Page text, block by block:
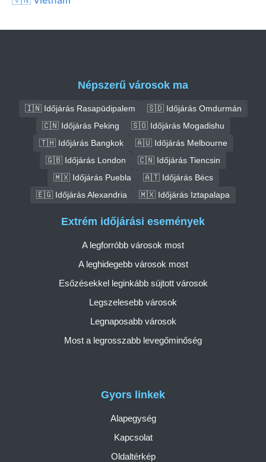
Népszerű városok ma
🇮🇳 Időjárás Rasapūdipalem
🇸🇩 Időjárás Omdurmán
🇨🇳 Időjárás Peking
🇸🇴 Időjárás Mogadishu
🇹🇭 Időjárás Bangkok
🇦🇺 Időjárás Melbourne
🇬🇧 Időjárás London
🇨🇳 Időjárás Tiencsin
🇲🇽 Időjárás Puebla
🇦🇹 Időjárás Bécs
🇪🇬 Időjárás Alexandria
🇲🇽 Időjárás Iztapalapa
Gyors linkek
Alapegység
Kapcsolat
Oldaltérkép
Extrém időjárási események
A legforróbb városok most
A leghidegebb városok most
Esőzésekkel leginkább sújtott városok
Legszelesebb városok
Legnaposabb városok
Most a legrosszabb levegőminőség